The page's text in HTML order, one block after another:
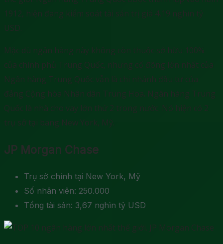
1912, hiện đang kiểm soát tài sản trị giá 4,19 nghìn tỷ
USD.
Mặc dù ngân hàng này không còn thuộc sở hữu 100%
của chính phủ Trung Quốc, nhưng cổ đông lớn nhất của
Ngân hàng Trung Quốc vẫn là chi nhánh đầu tư của
đảng Cộng hòa Nhân dân Trung Hoa. Ngân hàng Trung
Quốc là nhà cho vay lớn thứ 2 trong nước. Nó hiện có 2
trụ sở tại bang New York, Mỹ.
JP Morgan Chase
Trụ sở chính tại New York, Mỹ
Số nhân viên: 250.000
Tổng tài sản: 3,67 nghìn tỷ USD